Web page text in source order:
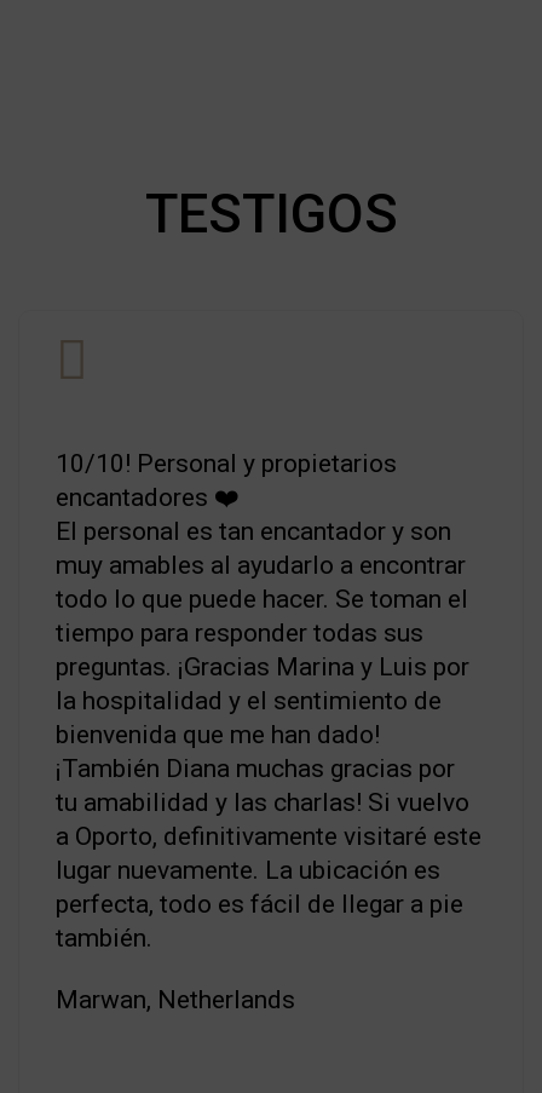
TESTIGOS
10/10! Personal y propietarios
encantadores ❤️
El personal es tan encantador y son
muy amables al ayudarlo a encontrar
todo lo que puede hacer. Se toman el
tiempo para responder todas sus
preguntas. ¡Gracias Marina y Luis por
la hospitalidad y el sentimiento de
bienvenida que me han dado!
¡También Diana muchas gracias por
tu amabilidad y las charlas! Si vuelvo
a Oporto, definitivamente visitaré este
lugar nuevamente. La ubicación es
perfecta, todo es fácil de llegar a pie
también.
Marwan, Netherlands